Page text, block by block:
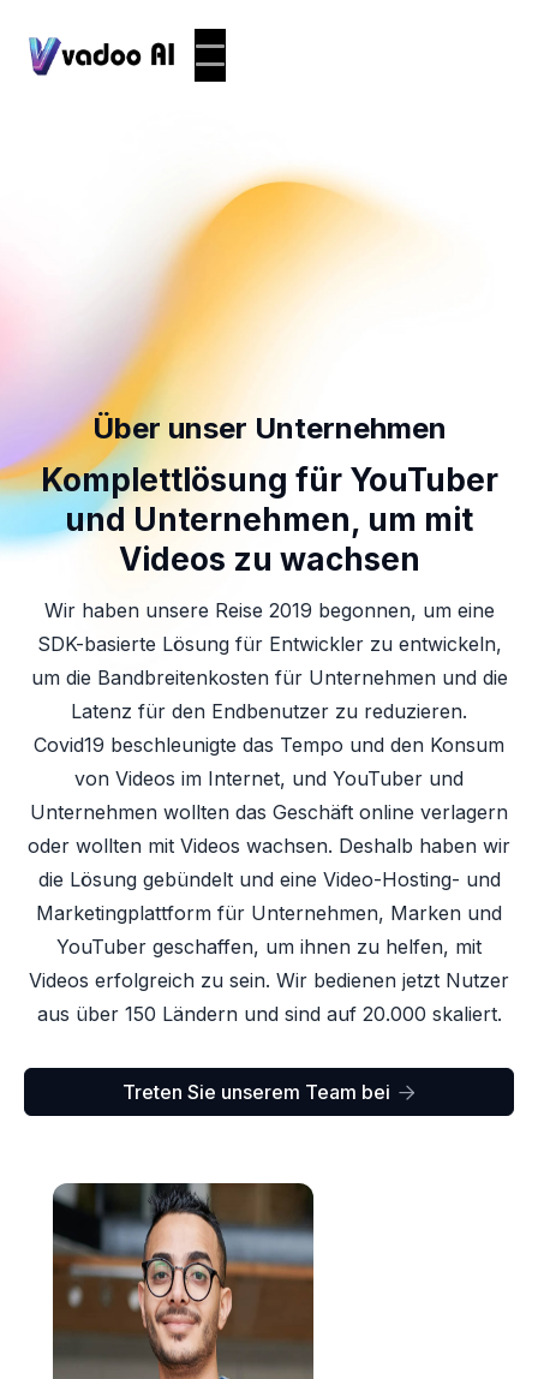
Über unser Unternehmen
Komplettlösung für YouTuber
und Unternehmen, um mit
Videos zu wachsen
Wir haben unsere Reise 2019 begonnen, um eine
SDK-basierte Lösung für Entwickler zu entwickeln,
um die Bandbreitenkosten für Unternehmen und die
Latenz für den Endbenutzer zu reduzieren.
Covid19 beschleunigte das Tempo und den Konsum
von Videos im Internet, und YouTuber und
Unternehmen wollten das Geschäft online verlagern
oder wollten mit Videos wachsen. Deshalb haben wir
die Lösung gebündelt und eine Video-Hosting- und
Marketingplattform für Unternehmen, Marken und
YouTuber geschaffen, um ihnen zu helfen, mit
Videos erfolgreich zu sein. Wir bedienen jetzt Nutzer
aus über 150 Ländern und sind auf 20.000 skaliert.
Treten Sie unserem Team bei 